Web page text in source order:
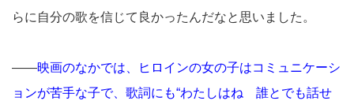
らに自分の歌を信じて良かったんだなと思いました。
――映画のなかでは、ヒロインの女の子はコミュニケーシ
ョンが苦手な子で、歌詞にも“わたしはね 誰とでも話せ